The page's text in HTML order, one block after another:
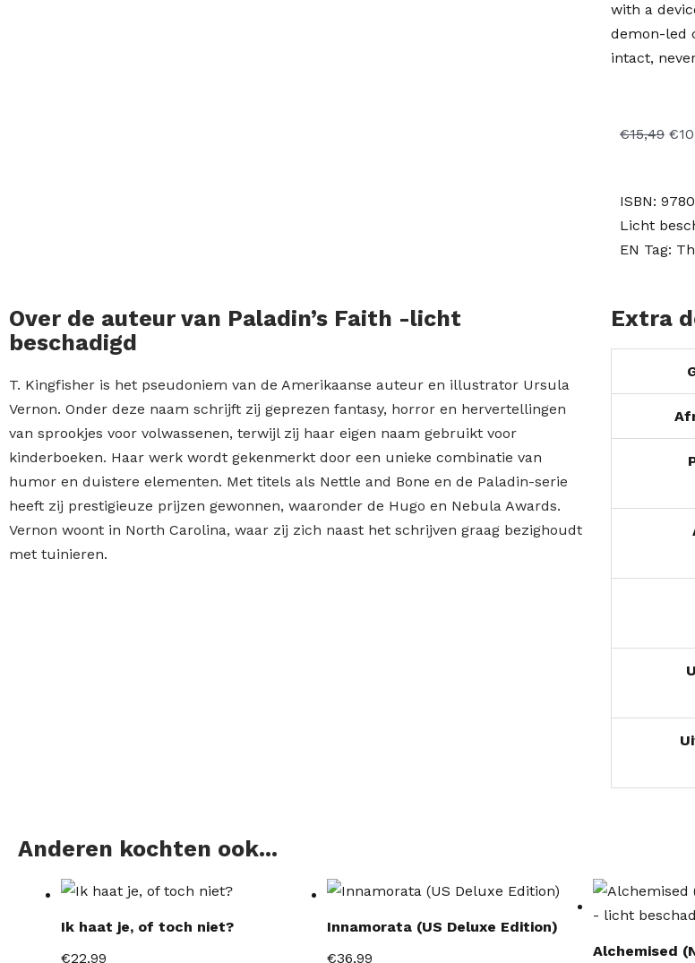
with a
demon-led
intact,
€15,49 €
ISBN:
Licht
EN Tag:
Over de auteur van Paladin’s Faith -licht
beschadigd
T. Kingfisher is het pseudoniem van de Amerikaanse auteur en illustrator Ursula
Vernon. Onder deze naam schrijft zij geprezen fantasy, horror en hervertellingen
van sprookjes voor volwassenen, terwijl zij haar eigen naam gebruikt voor
kinderboeken. Haar werk wordt gekenmerkt door een unieke combinatie van
humor en duistere elementen. Met titels als Nettle and Bone en de Paladin-serie
heeft zij prestigieuze prijzen gewonnen, waaronder de Hugo en Nebula Awards.
Vernon woont in North Carolina, waar zij zich naast het schrijven graag bezighoudt
met tuinieren.
Extra
Anderen kochten ook...
Ik haat je, of toch niet?
€22,99
Innamorata (US Deluxe Edition)
€36,99
Alchemised
prijs